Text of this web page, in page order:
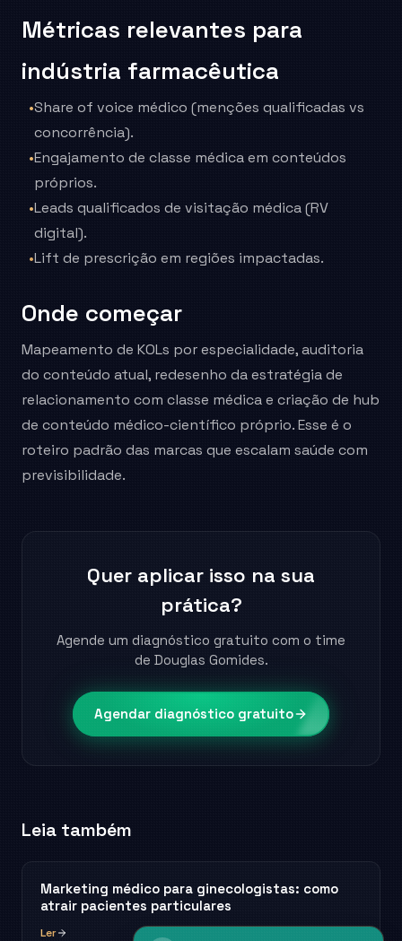
Métricas relevantes para
indústria farmacêutica
•Share of voice médico (menções qualificadas vs
concorrência).
•Engajamento de classe médica em conteúdos
próprios.
•Leads qualificados de visitação médica (RV
digital).
•Lift de prescrição em regiões impactadas.
Onde começar
Mapeamento de KOLs por especialidade, auditoria
do conteúdo atual, redesenho da estratégia de
relacionamento com classe médica e criação de hub
de conteúdo médico-científico próprio. Esse é o
roteiro padrão das marcas que escalam saúde com
previsibilidade.
Quer aplicar isso na sua
prática?
Agende um diagnóstico gratuito com o time
de Douglas Gomides.
Agendar diagnóstico gratuito
Leia também
Marketing médico para ginecologistas: como
atrair pacientes particulares
Ler